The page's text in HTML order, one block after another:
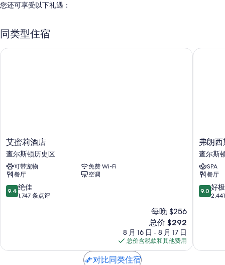
您还可享受以下礼遇：
全套早餐（收费）、代客停车（收费）和行李员/门卫服务
多语言服务、宴会厅和行李储存室
其他设施/服务还包括：
浴室配备浴缸或淋浴和免费洗浴用品
平板电视，带收费电视频道
衣柜/壁橱、垃圾回收和免费婴儿床
同类型住宿
艾
蜜
莉
酒
店
查
尔
艾蜜莉酒店
查尔斯顿历史区
可带宠物
免费 Wi-Fi
餐厅
空调
9.4
分，
1,747
9.4 绝佳
1,747 条点评
每晚 $256
新
价
格
$292
总价 $292
8 月 16 日 - 8 月 17 日
总价含税款和其他费用
艾蜜莉酒店
弗
朗
西
斯
马
里
恩
顿
弗朗
查尔斯
SPA
餐厅
9.0
分，
了，
9.0 好
弗朗西
对比同类住宿